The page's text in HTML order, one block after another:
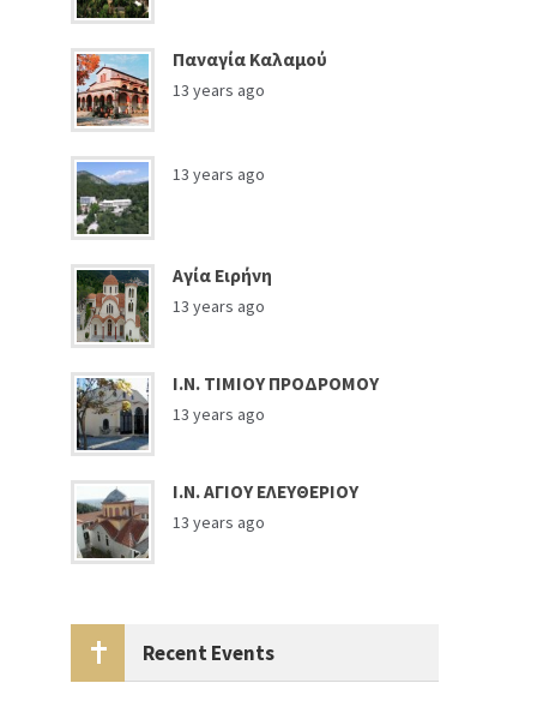
Παναγία Καλαμού
13 years ago
13 years ago
Αγία Ειρήνη
13 years ago
Ι.Ν. ΤΙΜΙΟΥ ΠΡΟΔΡΟΜΟΥ
13 years ago
Ι.Ν. ΑΓΙΟΥ ΕΛΕΥΘΕΡΙΟΥ
13 years ago
Recent Events